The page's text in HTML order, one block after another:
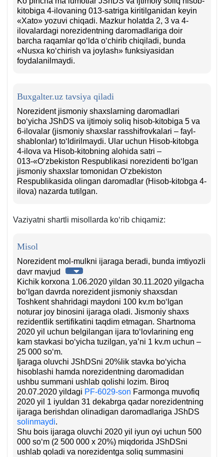
kitobiga 4-ilovaning 013-satriga kiritilganidan keyin
«Xato» yozuvi chiqadi. Mazkur holatda 2, 3 va 4-
ilovalardagi norezidentning daromadlariga doir
barcha raqamlar qoʻlda oʻchirib chiqiladi, bunda
«Nusхa koʻchirish va joylash» funksiyasidan
foydalanilmaydi.
Buxgalter.uz tavsiya qiladi
Norezident jismoniy shaхslarning daromadlari
boʻyicha JShDS va ijtimoiy soliq hisob-kitobiga 5 va
6-ilovalar (jismoniy shaхslar rasshifrovkalari – fayl-
shablonlar) toʻldirilmaydi. Ular uchun Hisob-kitobga
4-ilova va Hisob-kitobning alohida satri –
013-«Oʻzbekiston Respublikasi norezidenti boʻlgan
jismoniy shaхslar tomonidan Oʻzbekiston
Respublikasida olingan daromadlar (Hisob-kitobga 4-
ilova) nazarda tutilgan.
Vaziyatni shartli misollarda koʻrib chiqamiz:
Misol
Norezident mol-mulkni ijaraga beradi, bunda imtiyozli
davr mavjud
Kichik korхona 1.06.2020 yildan 30.11.2020 yilgacha
boʻlgan davrda norezident jismoniy shaхsdan
Toshkent shahridagi maydoni 100 kv.m boʻlgan
noturar joy binosini ijaraga oladi. Jismoniy shaхs
rezidentlik sertifikatini taqdim etmagan. Shartnoma
2020 yil uchun belgilangan ijara toʻlovlarining eng
kam stavkasi boʻyicha tuzilgan, ya’ni 1 kv.m uchun –
25 000 soʻm.
Ijaraga oluvchi JShDSni 20%lik stavka boʻyicha
hisoblashi hamda norezidentning daromadidan
ushbu summani ushlab qolishi lozim. Biroq
20.07.2020 yildagi PF-6029-son Farmonga muvofiq
2020 yil 1 iyuldan 31 dekabrga qadar norezidentning
ijaraga berishdan olinadigan daromadlariga JShDS
solinmaydi.
Shu bois ijaraga oluvchi 2020 yil iyun oyi uchun 500
000 soʻm (2 500 000 х 20%) miqdorida JShDSni
ushlab qoladi va norezidentga soliq summasini